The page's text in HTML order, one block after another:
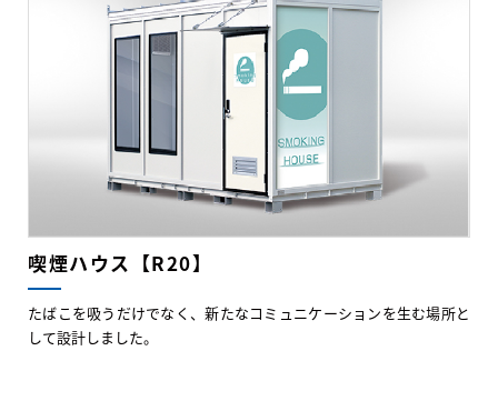
喫煙ハウス【R20】
たばこを吸うだけでなく、新たなコミュニケーションを生む場所と
して設計しました。